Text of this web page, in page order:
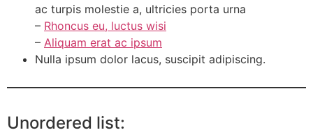
ac turpis molestie a, ultricies porta urna
– Rhoncus eu, luctus wisi
– Aliquam erat ac ipsum
Nulla ipsum dolor lacus, suscipit adipiscing.
Unordered list: